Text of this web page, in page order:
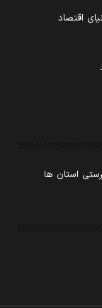
اقتصاد
استان ها